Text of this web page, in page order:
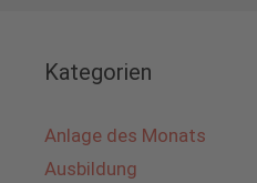
Kategorien
Anlage des Monats
Ausbildung